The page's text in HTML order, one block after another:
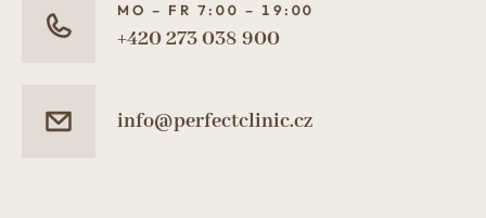
MO – FR 7:00 – 19:00
+420 273 038 900
info@perfectclinic.cz